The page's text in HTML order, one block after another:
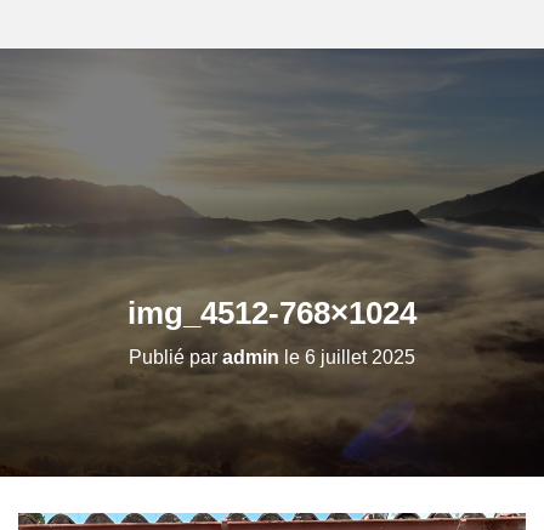
img_4512-768×1024
Publié par admin le 6 juillet 2025